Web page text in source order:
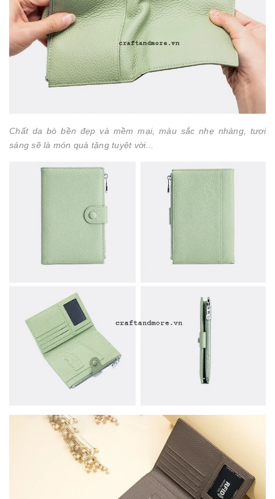
Chất da bò bền đẹp và mềm mại, màu sắc nhẹ nhàng, tươi
sáng sẽ là món quà tặng tuyệt vời...